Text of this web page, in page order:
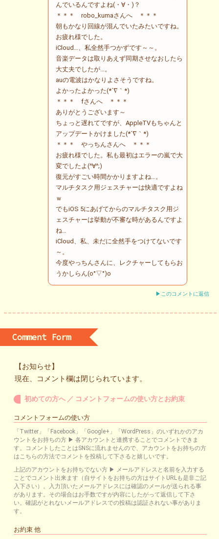
んでいるんですよね(・∀・)？
＊＊＊ robo_kumaさんへ ＊＊＊
朝もかなり回線が混んでいたみたいですね。
お疲れ様でした。
iCloud…、私全然手つかずです～～。
音楽データは取りあえず同期させなおしたら
大丈夫でしたが…。
auの電波はかなりよさそうですね。
よかったよかった(*´∇｀*)
＊＊＊ fさんへ ＊＊＊
ありがとうございます～
ちょっと遅れてですが、AppleTVもちゃんと
アップデートかけました(*´∇｀*)
＊＊＊ やっちんさんへ ＊＊＊
お疲れ様でした。私も最初はエラーの嵐で大
変でしたよ(^∀^;)
復元がすごい時間かかりますよね…。
マルチタスク用ジェスチャーは快適ですよね
ｗ
でもiOS 5にあげてからのマルチタスク用ジ
ェスチャーは挙動が不審な時があるんですよ
ね…
iCloud、私、未だに全然手をつけてないです
～。
今度やっちんさんに、レクチャーしてもらお
うかしらん(o°▽°)o
▶このコメントに返信
Comment Form
【お知らせ】
現在、コメント欄は閉じられています。
初めての方へ ／ コメントフォームの使い方とお約束
コメントフォームの使い方
「Twitter」「Facebook」「Google+」「WordPress」のいずれかのアカ
ウントをお持ちの方 ▶ 各アカウントと連携することでコメントできま
す。コメントしたことはSNSに流れませんので、アカウントをお持ちの方
はこちらの方法でコメントを投稿して下さると嬉しいです。
上記のアカウントをお持ちでない方 ▶ メールアドレスと名前を入力する
ことでコメント出来ます（自サイトをお持ちの方はサイトURLも是非ご記
入下さい）。入力頂いたメールアドレスには確認のメールが送られる事
があります。その場合はお手数ですが内容にしたがって返信して下さ
い。確認がとれないメールアドレスでの投稿は認証されない事がありま
す。
お約束 他